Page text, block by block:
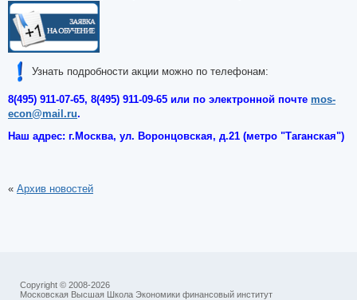
Узнать подробности акции можно по телефонам:
8(495) 911-07-65, 8(495) 911-09-65 или по электронной почте mos-
econ@mail.ru.
Наш адрес: г. Москва, ул. Воронцовская, д.21 (метро "Таганская")
« Архив новостей
Copyright © 2008-2026
Московская Высшая Школа Экономики финансовый институт